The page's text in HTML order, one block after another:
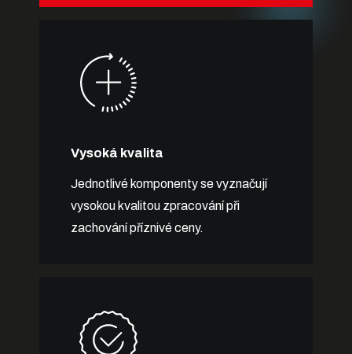
Vysoká kvalita
Jednotlivé komponenty se vyznačují
vysokou kvalitou zpracování při
zachování příznivé ceny.